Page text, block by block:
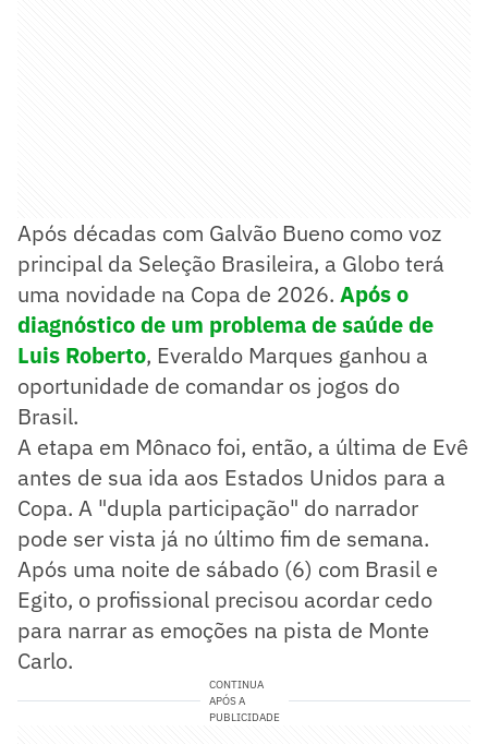
Após décadas com Galvão Bueno como voz
principal da Seleção Brasileira, a Globo terá
uma novidade na Copa de 2026. Após o
diagnóstico de um problema de saúde de
Luis Roberto, Everaldo Marques ganhou a
oportunidade de comandar os jogos do
Brasil.
A etapa em Mônaco foi, então, a última de Evê
antes de sua ida aos Estados Unidos para a
Copa. A "dupla participação" do narrador
pode ser vista já no último fim de semana.
Após uma noite de sábado (6) com Brasil e
Egito, o profissional precisou acordar cedo
para narrar as emoções na pista de Monte
Carlo.
CONTINUA
APÓS A
PUBLICIDADE